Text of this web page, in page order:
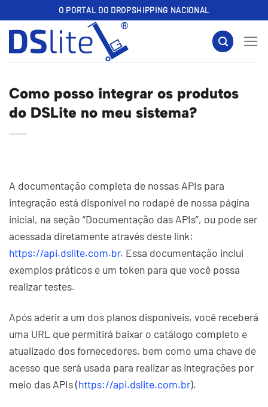
to
content
O PORTAL DO DROPSHIPPING NACIONAL
Como posso integrar os produtos
do DSLite no meu sistema?
A documentação completa de nossas APIs para
integração está disponível no rodapé de nossa página
inicial, na seção “Documentação das APIs”, ou pode ser
acessada diretamente através deste link:
https://api.dslite.com.br. Essa documentação inclui
exemplos práticos e um token para que você possa
realizar testes.
Após aderir a um dos planos disponíveis, você receberá
uma URL que permitirá baixar o catálogo completo e
atualizado dos fornecedores, bem como uma chave de
acesso que será usada para realizar as integrações por
meio das APIs (https://api.dslite.com.br).